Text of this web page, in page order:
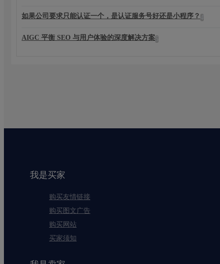
如果公司要求只能认证一个，是认证服务号好还是小程序？
AIGC 平衡 SEO 与用户体验的深度解决方案
我是买家
购买友情链接
购买图文广告
购买网站
买家须知